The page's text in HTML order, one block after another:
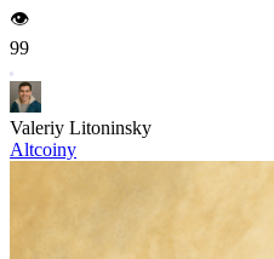
👁️
99
Valeriy Litoninsky
Altcoiny